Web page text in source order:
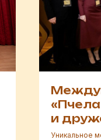
и
Уникальное